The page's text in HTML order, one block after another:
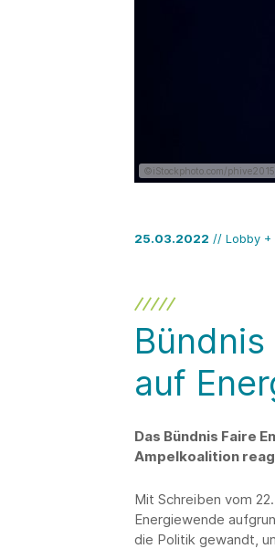
©iStockphoto.com/phive2015
25.03.2022 // Lobby
auf
Das Bündnis Faire
Ampelkoalition
Mit Schreiben vom
Energiewende
die Politik gewandt,